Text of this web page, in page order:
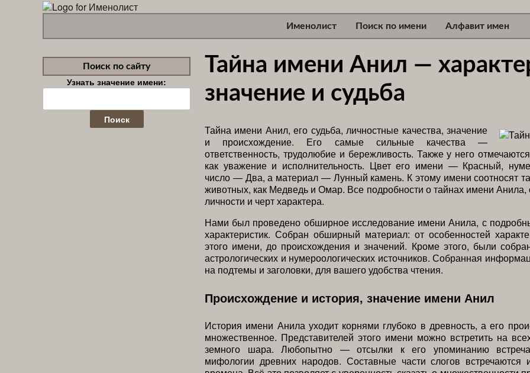
Именолист Поиск по имени Алфавит имен
Поиск по сайту
Узнать значение имени:
Найти:
Тайна имени Анил —
значение и судьба
Тайна имени Анил, его судьба, личностные качества, значение
и происхождение. Его самые сильные качества —
ответственность, трудолюбие и бережливость. Также у него
как уважение и исполнительность. Цвет его имени — Красный,
число — Два, а материал — Лунный камень. К этому имени соотносят
животных, как Медведь и Омар. Все подробности о тайнах имени Анила,
личности и черт характера.
Нами был проведено обширное исследование имени Анила, с
характеристик. Собран обширный материал: от особенностей
этого имени, до происхождения и значений. Кроме этого, были
астрологических и нумероологических источников. Собранная
на подтемы и заголовки, для вашего удобства чтения.
Происхождение и история, значение имени Анил
История имени Анила уходит корнями глубоко в древность, а его
множественное. Представителей этого имени можно встретить на
земного шара. Любопытно — отсылки к его упоминанию
мифологии древних народов. Составные части слогов встречаются